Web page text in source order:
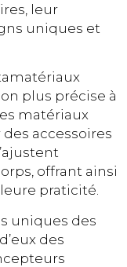
leur
uniques et
plus précise à
matériaux
accessoires
offrant ainsi
praticité.
uniques des
des